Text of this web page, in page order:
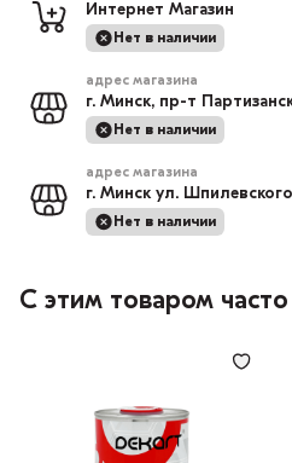
Интернет Магазин
Нет в наличии
адрес магазина
г. Минск, пр-т
Нет в наличии
адрес магазина
г. Минск ул.
Нет в наличии
С этим товаром